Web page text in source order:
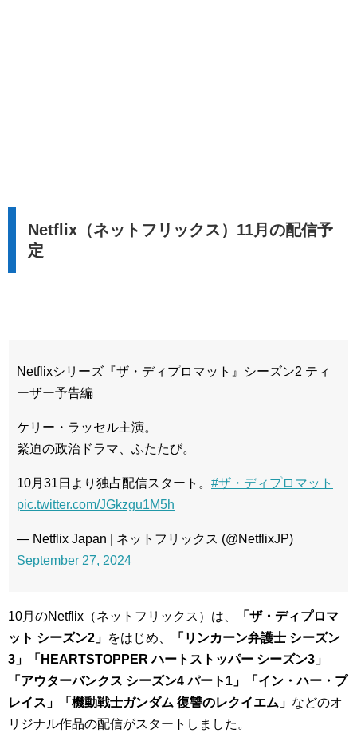
Netflix（ネットフリックス）11月の配信予
定
Netflixシリーズ『ザ・ディプロマット』シーズン2 ティ
ーザー予告編
ケリー・ラッセル主演。
緊迫の政治ドラマ、ふたたび。
10月31日より独占配信スタート。 #ザ・ディプロマット
pic.twitter.com/JGkzgu1M5h
— Netflix Japan | ネットフリックス (@NetflixJP)
September 27, 2024
10月のNetflix（ネットフリックス）は、
「ザ・ディプロマ
ット シーズン2」 をはじめ、
「リンカーン弁護士 シーズン
3」「HEARTSTOPPER ハートストッパー シーズン3」
「アウターバンクス シーズン4 パート1」「イン・ハー・プ
レイス」「機動戦士ガンダム 復讐のレクイエム」 などのオ
リジナル作品の配信がスタートしました。